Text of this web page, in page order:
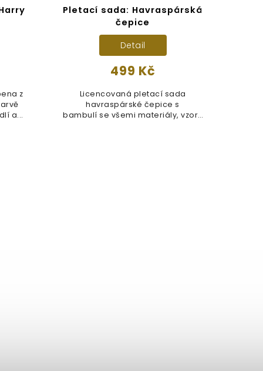
z
a...
Pletací sada: Havraspárská
čepice
499 Kč
Detail
Licencovaná pletací sada
havraspárské čepice s
bambulí se všemi materiály, vzory